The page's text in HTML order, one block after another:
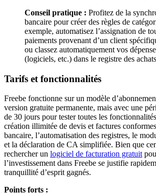
Conseil pratique : Profitez de la
bancaire pour créer des règles de
exemple, automatisez l’assignation de
paiements provenant d’un client
ou classez automatiquement vos
(logiciels, etc.) dans le registre des
Tarifs et fonctionnalités
Freebe fonctionne sur un modèle
version gratuite permanente, mais avec une
de 30 jours pour tester toutes les
création illimitée de devis et factures
bancaire, l’automatisation des registres, le
et la déclaration de CA simplifiée. Bien que
rechercher un logiciel de facturation gratuit
l’investissement dans Freebe se justifie
tranquillité d’esprit gagnés.
Points forts :